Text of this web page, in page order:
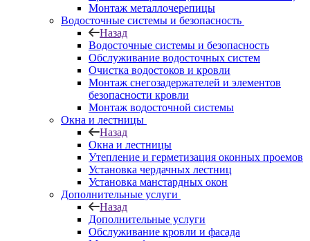
Монтаж металлочерепицы
Водосточные системы и безопасность
Назад
Водосточные системы и безопасность
Обслуживание водосточных систем
Очистка водостоков и кровли
Монтаж снегозадержателей и элементов
безопасности кровли
Монтаж водосточной системы
Окна и лестницы
Назад
Окна и лестницы
Утепление и герметизация оконных проемов
Установка чердачных лестниц
Установка манстардных окон
Дополнительные услуги
Назад
Дополнительные услуги
Обслуживание кровли и фасада